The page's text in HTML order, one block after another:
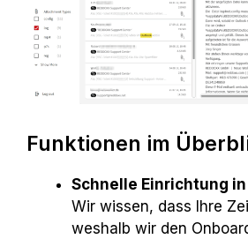
Funktionen im
Schnelle Einrichtung
Wir wissen, dass Ihre
weshalb wir den